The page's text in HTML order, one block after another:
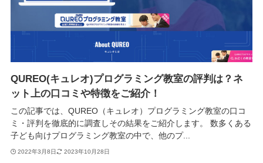
QUREO(キュレオ)プログラミング教室の評判は？ネ
ット上の口コミや特徴をご紹介！
この記事では、QUREO（キュレオ）プログラミング教室の口コ
ミ・評判を徹底的に調査しその結果をご紹介します。 数多くある
子ども向けプログラミング教室の中で、他のプ...
2022年3月8日 2023年10月28日